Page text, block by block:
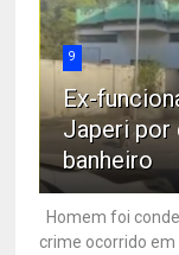
9
Ex-
Japeri por
banheiro
Homem foi
crime ocorrido